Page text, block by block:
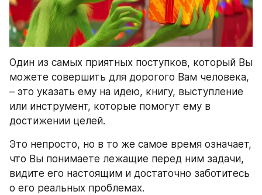
Один из самых приятных поступков, который Вы
можете совершить для дорогого Вам человека,
– это указать ему на идею, книгу, выступление
или инструмент, которые помогут ему в
достижении целей.
Это непросто, но в то же самое время означает,
что Вы понимаете лежащие перед ним задачи,
видите его настоящим и достаточно заботитесь
о его реальных проблемах.